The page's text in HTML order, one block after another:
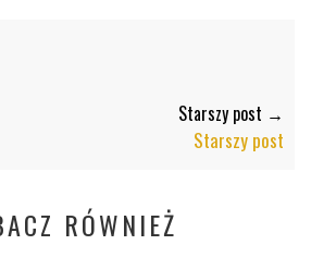
Starszy post →
Starszy post
RÓWNIEŻ